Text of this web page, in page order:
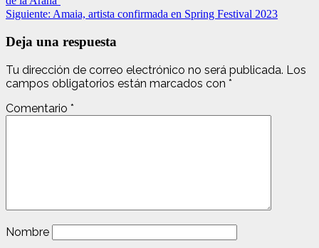
Siguiente: Amaia, artista confirmada en Spring Festival 2023
Deja una respuesta
Tu dirección de correo electrónico no será publicada. Los
campos obligatorios están marcados con *
Comentario *
Nombre